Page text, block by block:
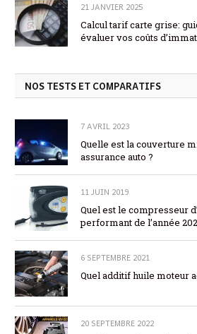
21 JANVIER 2025
Calcul tarif carte grise:
évaluer vos coûts
NOS TESTS ET COMPARATIFS
7 AVRIL 2023
Quelle est la couverture
assurance auto ?
11 JUIN 2019
Quel est le compresseur
performant de l’année
6 SEPTEMBRE 2021
Quel additif huile moteur
20 SEPTEMBRE 2022